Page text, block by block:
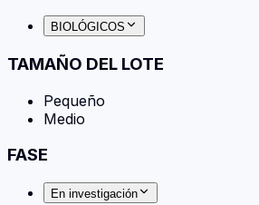
BIOLÓGICOS
TAMAÑO DEL LOTE
Pequeño
Medio
FASE
En investigación